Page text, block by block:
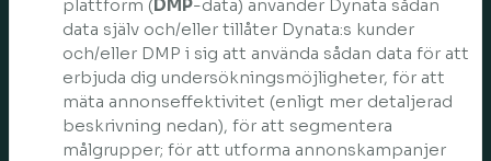
plattform (DMP-data) använder Dynata sådan
data själv och/eller tillåter Dynata:s kunder
och/eller DMP i sig att använda sådan data för att
erbjuda dig undersökningsmöjligheter, för att
mäta annonseffektivitet (enligt mer detaljerad
beskrivning nedan), för att segmentera
målgrupper; för att utforma annonskampanjer